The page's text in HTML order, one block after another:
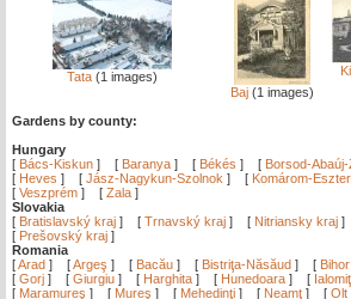
Tata (1 images)
Baj (1 images)
Gardens by county:
Hungary
[ Bács-Kiskun ] [ Baranya ] [ Békés ] [ Borsod-
[ Heves ] [ Jász-Nagykun-Szolnok ] [ Komárom-
[ Veszprém ] [ Zala ]
Slovakia
[ Bratislavský kraj ] [ Trnavský kraj ] [ Nitriansky kraj ]
[ Prešovský kraj ]
Romania
[Arad ] [Argeş ] [ Bacău ] [ Bistriţa-Năsăud ] [ Bihor
[ Gorj ] [ Giurgiu ] [ Harghita ] [ Hunedoara ] [
[ Maramureş ] [ Mureş ] [ Mehedinţi ] [ Neamţ ] [ Olt